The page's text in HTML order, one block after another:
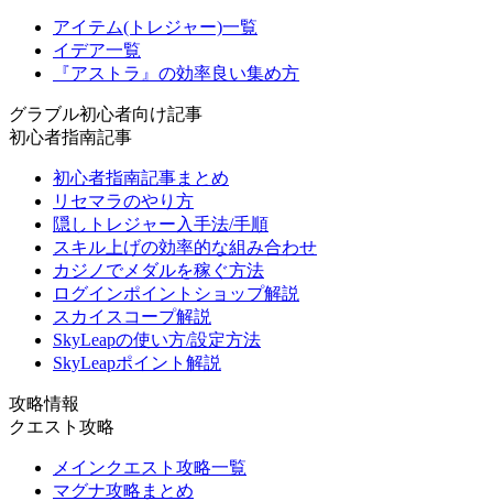
アイテム(トレジャー)一覧
イデア一覧
『アストラ』の効率良い集め方
グラブル初心者向け記事
初心者指南記事
初心者指南記事まとめ
リセマラのやり方
隠しトレジャー入手法/手順
スキル上げの効率的な組み合わせ
カジノでメダルを稼ぐ方法
ログインポイントショップ解説
スカイスコープ解説
SkyLeapの使い方/設定方法
SkyLeapポイント解説
攻略情報
クエスト攻略
メインクエスト攻略一覧
マグナ攻略まとめ